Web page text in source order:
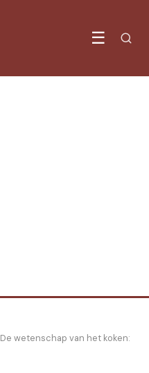
☰
De wetenschap van het koken: